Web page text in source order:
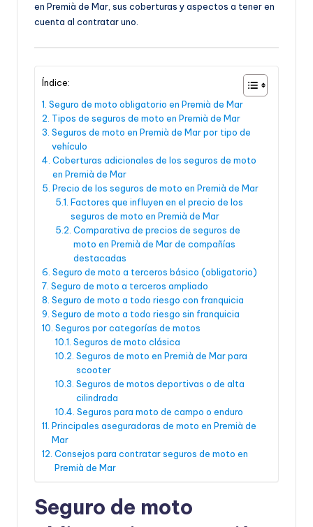
en Premià de Mar, sus coberturas y aspectos a tener en
cuenta al contratar uno.
Índice:
Seguro de moto obligatorio en Premià de Mar
Tipos de seguros de moto en Premià de Mar
Seguros de moto en Premià de Mar por tipo de
vehículo
Coberturas adicionales de los seguros de moto
en Premià de Mar
Precio de los seguros de moto en Premià de Mar
Factores que influyen en el precio de los
seguros de moto en Premià de Mar
Comparativa de precios de seguros de
moto en Premià de Mar de compañías
destacadas
Seguro de moto a terceros básico (obligatorio)
Seguro de moto a terceros ampliado
Seguro de moto a todo riesgo con franquicia
Seguro de moto a todo riesgo sin franquicia
Seguros por categorías de motos
Seguros de moto clásica
Seguros de moto en Premià de Mar para
scooter
Seguros de motos deportivas o de alta
cilindrada
Seguros para moto de campo o enduro
Principales aseguradoras de moto en Premià de
Mar
Consejos para contratar seguros de moto en
Premià de Mar
Seguro de moto